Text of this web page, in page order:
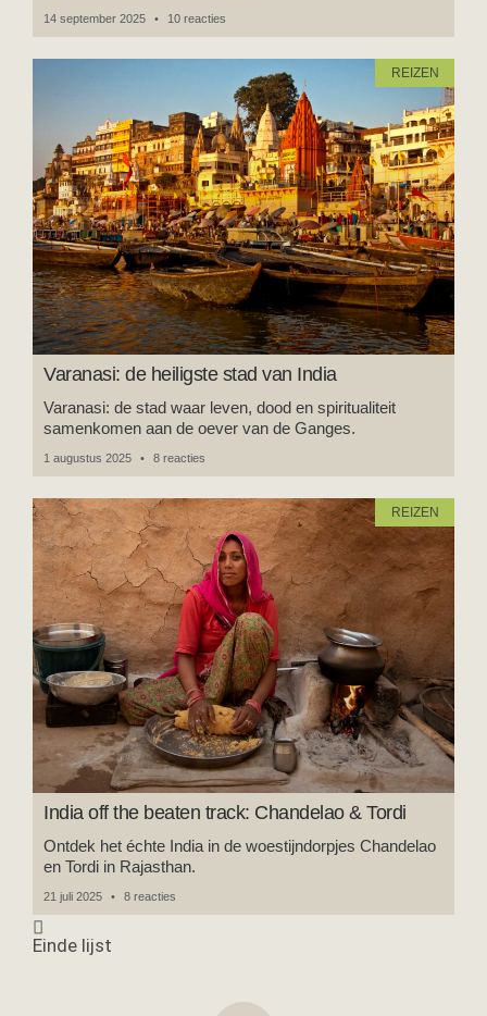
14 september 2025 10 reacties
REIZEN
Varanasi: de heiligste stad van India
Varanasi: de stad waar leven, dood en spiritualiteit
samenkomen aan de oever van de Ganges.
1 augustus 2025 8 reacties
REIZEN
India off the beaten track: Chandelao & Tordi
Ontdek het échte India in de woestijndorpjes Chandelao
en Tordi in Rajasthan.
21 juli 2025 8 reacties